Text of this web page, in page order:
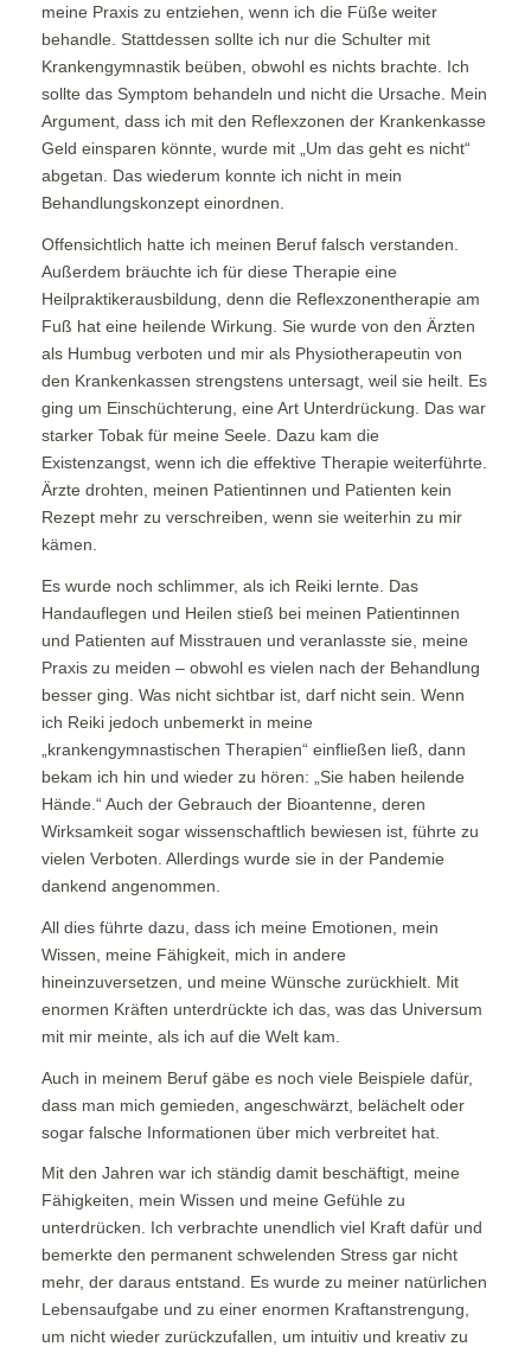
meine Praxis zu entziehen, wenn ich die Füße weiter
behandle. Stattdessen sollte ich nur die Schulter mit
Krankengymnastik beüben, obwohl es nichts brachte. Ich
sollte das Symptom behandeln und nicht die Ursache. Mein
Argument, dass ich mit den Reflexzonen der Krankenkasse
Geld einsparen könnte, wurde mit „Um das geht es nicht“
abgetan. Das wiederum konnte ich nicht in mein
Behandlungskonzept einordnen.
Offensichtlich hatte ich meinen Beruf falsch verstanden.
Außerdem bräuchte ich für diese Therapie eine
Heilpraktikerausbildung, denn die Reflexzonentherapie am
Fuß hat eine heilende Wirkung. Sie wurde von den Ärzten
als Humbug verboten und mir als Physiotherapeutin von
den Krankenkassen strengstens untersagt, weil sie heilt. Es
ging um Einschüchterung, eine Art Unterdrückung. Das war
starker Tobak für meine Seele. Dazu kam die
Existenzangst, wenn ich die effektive Therapie weiterführte.
Ärzte drohten, meinen Patientinnen und Patienten kein
Rezept mehr zu verschreiben, wenn sie weiterhin zu mir
kämen.
Es wurde noch schlimmer, als ich Reiki lernte. Das
Handauflegen und Heilen stieß bei meinen Patientinnen
und Patienten auf Misstrauen und veranlasste sie, meine
Praxis zu meiden – obwohl es vielen nach der Behandlung
besser ging. Was nicht sichtbar ist, darf nicht sein. Wenn
ich Reiki jedoch unbemerkt in meine
„krankengymnastischen Therapien“ einfließen ließ, dann
bekam ich hin und wieder zu hören: „Sie haben heilende
Hände.“ Auch der Gebrauch der Bioantenne, deren
Wirksamkeit sogar wissenschaftlich bewiesen ist, führte zu
vielen Verboten. Allerdings wurde sie in der Pandemie
dankend angenommen.
All dies führte dazu, dass ich meine Emotionen, mein
Wissen, meine Fähigkeit, mich in andere
hineinzuversetzen, und meine Wünsche zurückhielt. Mit
enormen Kräften unterdrückte ich das, was das Universum
mit mir meinte, als ich auf die Welt kam.
Auch in meinem Beruf gäbe es noch viele Beispiele dafür,
dass man mich gemieden, angeschwärzt, belächelt oder
sogar falsche Informationen über mich verbreitet hat.
Mit den Jahren war ich ständig damit beschäftigt, meine
Fähigkeiten, mein Wissen und meine Gefühle zu
unterdrücken. Ich verbrachte unendlich viel Kraft dafür und
bemerkte den permanent schwelenden Stress gar nicht
mehr, der daraus entstand. Es wurde zu meiner natürlichen
Lebensaufgabe und zu einer enormen Kraftanstrengung,
um nicht wieder zurückzufallen, um intuitiv und kreativ zu